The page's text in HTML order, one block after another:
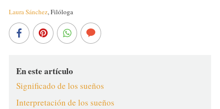
Laura Sánchez,Filóloga
En este artículo
Significado de los sueños
Interpretación de los sueños